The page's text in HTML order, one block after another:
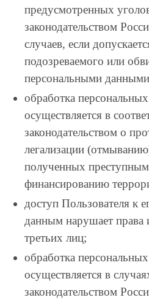
предусмотренных
законодательством
случаев, если
подозреваемого или
персональными
обработка
осуществляется в
законодательством о
легализации
полученных
финансированию
доступ Пользователя к
данным нарушает права
третьих лиц;
обработка
осуществляется в
законодательством